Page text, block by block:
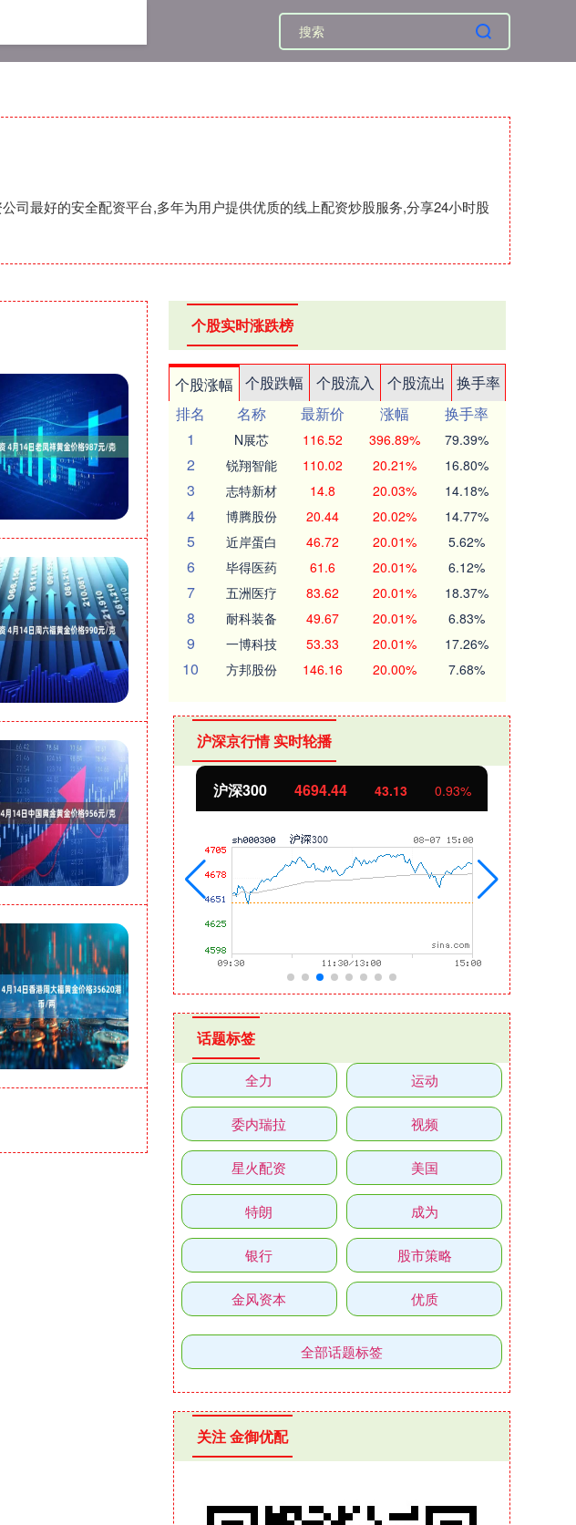
司最好的安全配资平台,多年为用户提供优质的线上配资炒股服务,分享24小时股
个股实时涨跌榜
个股涨幅 个股跌幅 个股流入 个股流出
换手率
排名
名称 最新价 涨幅
换手率
1
N展芯 116.52 396.89% 79.39%
2 锐翔智能 110.02 20.21% 16.80%
3 志特新材 14.8 20.03% 14.18%
4 博腾股份 20.44 20.02% 14.77%
5 近岸蛋白 46.72 20.01% 5.62%
6 毕得医药 61.6 20.01% 6.12%
7 五洲医疗 83.62 20.01% 18.37%
8 耐科装备 49.67 20.01% 6.83%
9 一博科技 53.33 20.01% 17.26%
10 方邦股份 146.16 20.00% 7.68%
沪深京行情 实时轮播
43.13 0.93% 北证50 1134.24 11.37 1.01%
话题标签
全力 运动
委内瑞拉 视频
星火配资 美国
特朗 成为
银行 股市策略
金风资本 优质
全部话题标签
关注 金御优配